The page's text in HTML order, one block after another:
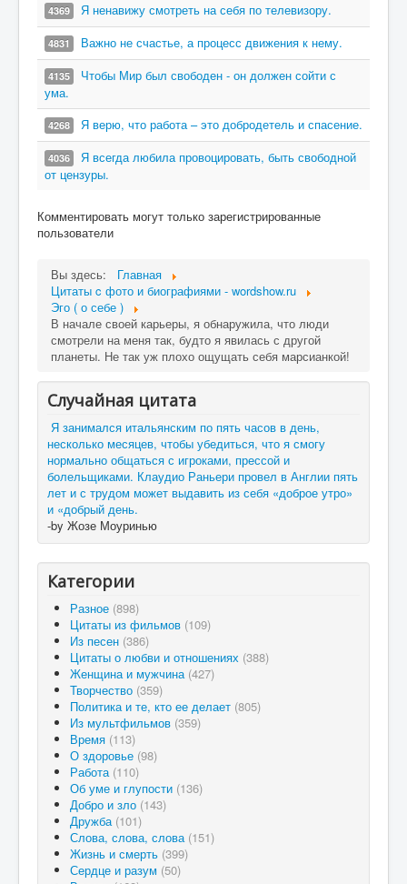
4369 Я ненавижу смотреть на себя по телевизору.
4831 Важно не счастье, а процесс движения к нему.
4135
Чтобы Мир был свободен - он должен сойти с
ума.
4268 Я верю, что работа – это добродетель и спасение.
4036
Я всегда любила провоцировать, быть свободной
от цензуры.
Комментировать могут только зарегистрированные
пользователи
Вы здесь:
Главная
Цитаты c фото и биографиями - wordshow.ru
Эго ( о себе )
В начале своей карьеры, я обнаружила, что люди
смотрели на меня так, будто я явилась с другой
планеты. Не так уж плохо ощущать себя марсианкой!
Случайная цитата
Я занимался итальянским по пять часов в день,
несколько месяцев, чтобы убедиться, что я смогу
нормально общаться с игроками, прессой и
болельщиками. Клаудио Раньери провел в Англии пять
лет и с трудом может выдавить из себя «доброе утро»
и «добрый день.
-by Жозе Моуринью
Категории
Разное (898)
Цитаты из фильмов (109)
Из песен (386)
Цитаты о любви и отношениях (388)
Женщина и мужчина (427)
Творчество (359)
Политика и те, кто ее делает (805)
Из мультфильмов (359)
Время (113)
О здоровье (98)
Работа (110)
Об уме и глупости (136)
Добро и зло (143)
Дружба (101)
Слова, слова, слова (151)
Жизнь и смерть (399)
Сердце и разум (50)